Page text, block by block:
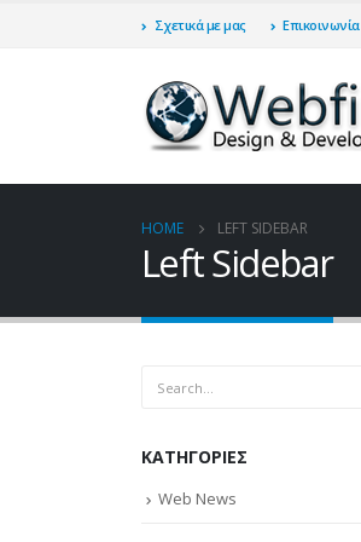
Σχετικά με μας Επικοινωνία
HOME LEFT SIDEBAR
Left Sidebar
KΑΤΗΓΟΡΊΕΣ
Web News